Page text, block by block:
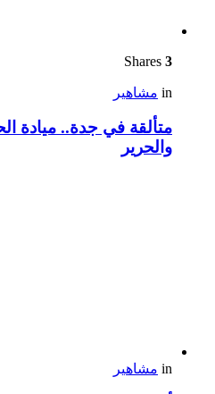
3
in مشاهير
متألقة في جدة.. ميادة
والحرير
in مشاهير